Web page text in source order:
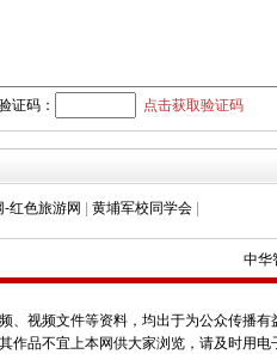
码： 点击获取验证码
-红色旅游网 黄埔军校同学会
中华
视频文件等资料，均出于为公众传播
作品不宜上本网供大家浏览，请及时用